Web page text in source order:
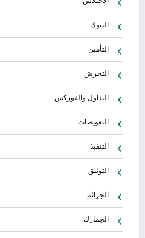
البنوك
التأمين
التحرش
التداول والفوركس
التعويضات
التنفيذ
التوثيق
الجرائم
الجمارك